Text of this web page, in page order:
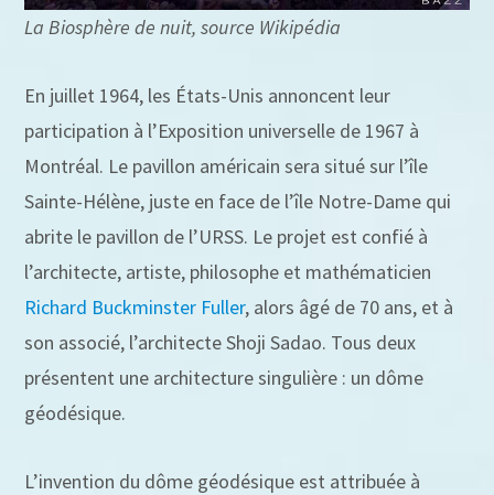
La Biosphère de nuit, source Wikipédia
En juillet 1964, les États-Unis annoncent leur
participation à l’Exposition universelle de 1967 à
Montréal. Le pavillon américain sera situé sur l’île
Sainte-Hélène, juste en face de l’île Notre-Dame qui
abrite le pavillon de l’URSS. Le projet est confié à
l’architecte, artiste, philosophe et mathématicien
Richard Buckminster Fuller, alors âgé de 70 ans, et à
son associé, l’architecte Shoji Sadao. Tous deux
présentent une architecture singulière : un dôme
géodésique.
L’invention du dôme géodésique est attribuée à